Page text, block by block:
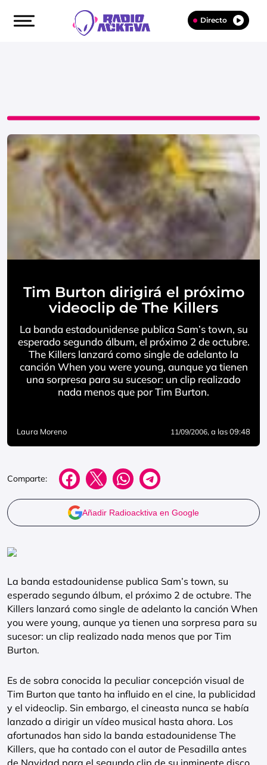
Directo
Tim Burton dirigirá el próximo
videoclip de The Killers
La banda estadounidense publica Sam’s town, su
esperado segundo álbum, el próximo 2 de octubre.
The Killers lanzará como single de adelanto la
canción When you were young, aunque ya tienen
una sorpresa para su sucesor: un clip realizado
nada menos que por Tim Burton.
Laura Moreno 11/09/2006, a las 09:48
Comparte:
Añadir Radioacktiva en Google
La banda estadounidense publica Sam’s town, su
esperado segundo álbum, el próximo 2 de octubre. The
Killers lanzará como single de adelanto la canción When
you were young, aunque ya tienen una sorpresa para su
sucesor: un clip realizado nada menos que por Tim
Burton.
Es de sobra conocida la peculiar concepción visual de
Tim Burton que tanto ha influido en el cine, la publicidad
y el videoclip. Sin embargo, el cineasta nunca se había
lanzado a dirigir un vídeo musical hasta ahora. Los
afortunados han sido la banda estadounidense The
Killers, que ha contado con el autor de Pesadilla antes
de Navidad para el segundo clip de su inminente disco